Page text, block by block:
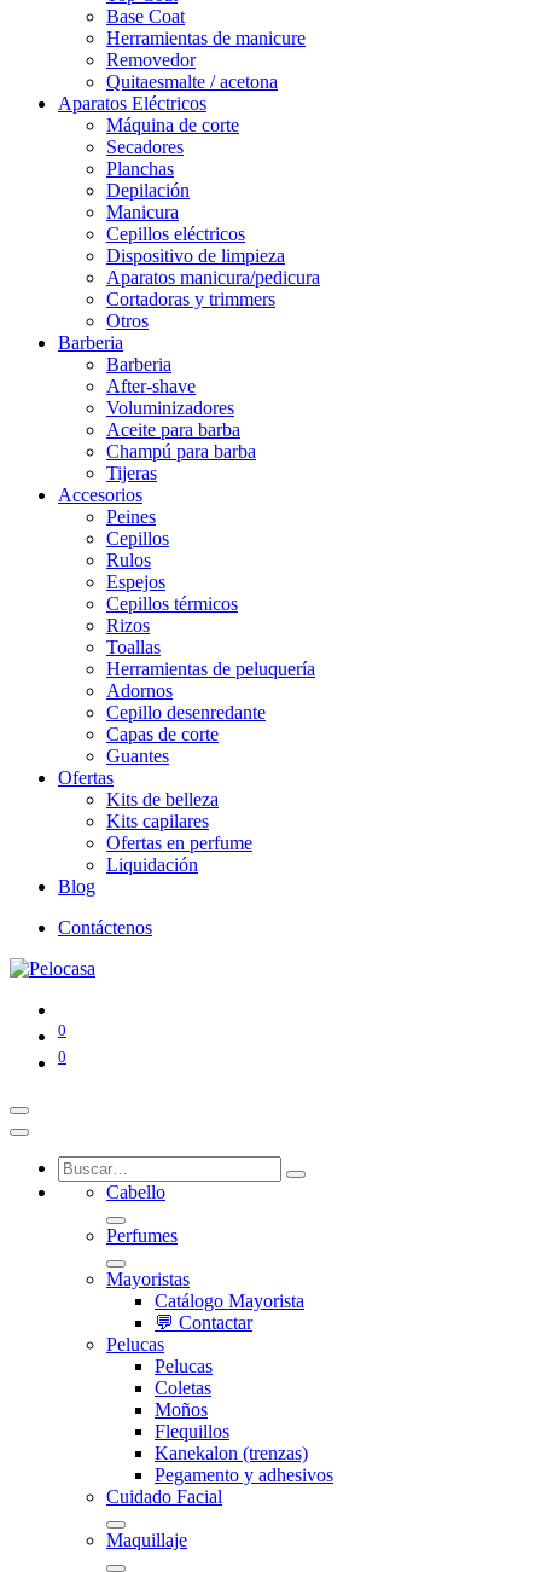
Base Coat
Herramientas de manicure
Removedor
Quitaesmalte / acetona
Aparatos Eléctricos
Máquina de corte
Secadores
Planchas
Depilación
Manicura
Cepillos eléctricos
Dispositivo de limpieza
Aparatos manicura/pedicura
Cortadoras y trimmers
Otros
Barberia
Barberia
After-shave
Voluminizadores
Aceite para barba
Champú para barba
Tijeras
Accesorios
Peines
Cepillos
Rulos
Espejos
Cepillos térmicos
Rizos
Toallas
Herramientas de peluquería
Adornos
Cepillo desenredante
Capas de corte
Guantes
Ofertas
Kits de belleza
Kits capilares
Ofertas en perfume
Liquidación
Blog
Contáctenos
0
0
Cabello
Perfumes
Mayoristas
Catálogo Mayorista
💬 Contactar
Pelucas
Pelucas
Coletas
Moños
Flequillos
Kanekalon (trenzas)
Pegamento y adhesivos
Cuidado Facial
Maquillaje